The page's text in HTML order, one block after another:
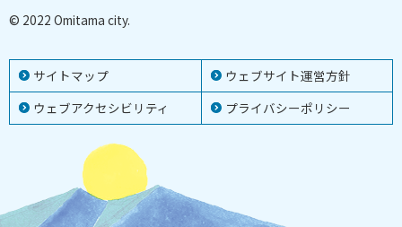
サイトマップ
ウェブサイト運営方針
ウェブアクセシビリティ
プライバシーポリシー
© 2022 Omitama city.